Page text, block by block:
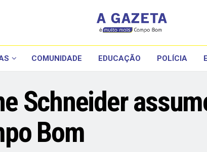
COMUNIDADE EDUCAÇÃO POLÍCIA
Schneider
Bom